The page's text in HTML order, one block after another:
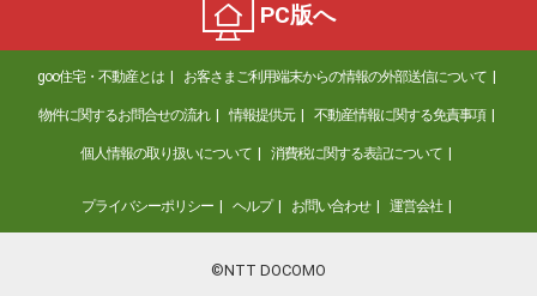
PC版へ
goo住宅・不動産とは お客さまご利用端末からの情報の外部送信について
物件に関するお問合せの流れ 情報提供元 不動産情報に関する免責事項
個人情報の取り扱いについて 消費税に関する表記について
プライバシーポリシー ヘルプ お問い合わせ 運営会社
©NTT DOCOMO